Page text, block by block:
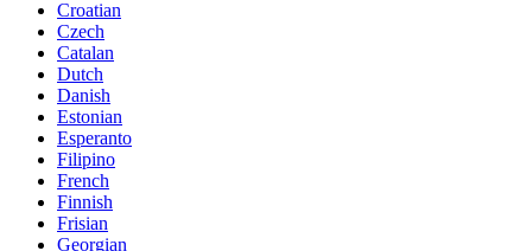
Croatian
Czech
Catalan
Dutch
Danish
Estonian
Esperanto
Filipino
French
Finnish
Frisian
Georgian